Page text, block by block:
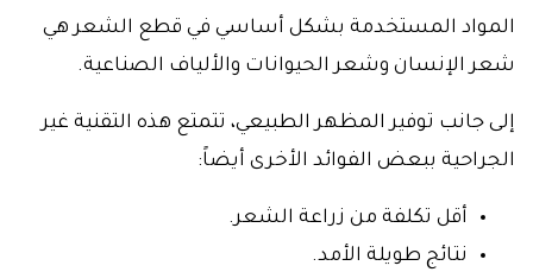
المواد المستخدمة بشكل أساسي في قطع الشعر هي
شعر الإنسان وشعر الحيوانات والألياف الصناعية.
إلى جانب توفير المظهر الطبيعي، تتمتع هذه التقنية غير
الجراحية ببعض الفوائد الأخرى أيضاً:
أقل تكلفة من زراعة الشعر.
نتائج طويلة الأمد.